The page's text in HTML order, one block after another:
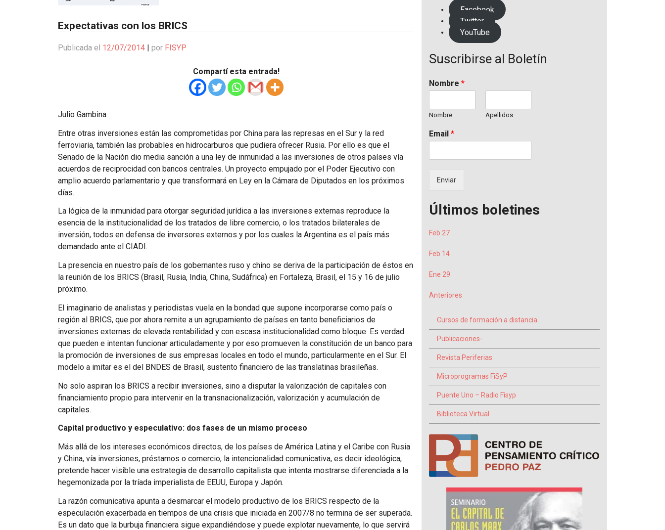
Expectativas con los BRICS
Publicada el 12/07/2014 | por FISYP
Compartí esta entrada!
Julio Gambina
Entre otras inversiones están las comprometidas por China para las represas en el Sur y la red
ferroviaria, también las probables en hidrocarburos que pudiera ofrecer Rusia. Por ello es que el
Senado de la Nación dio media sanción a una ley de inmunidad a las inversiones de otros países vía
acuerdos de reciprocidad con bancos centrales. Un proyecto empujado por el Poder Ejecutivo con
amplio acuerdo parlamentario y que transformará en Ley en la Cámara de Diputados en los próximos
días.
La lógica de la inmunidad para otorgar seguridad jurídica a las inversiones externas reproduce la
esencia de la institucionalidad de los tratados de libre comercio, o los tratados bilaterales de
inversión, todos en defensa de inversores externos y por los cuales la Argentina es el país más
demandado ante el CIADI .
La presencia en nuestro país de los gobernantes ruso y chino se deriva de la participación de éstos en
la reunión de los BRICS (Brasil, Rusia, India, China, Sudáfrica) en Fortaleza, Brasil, el 15 y 16 de julio
próximo.
El imaginario de analistas y periodistas vuela en la bondad que supone incorporarse como país o
región al BRICS, que por ahora remite a un agrupamiento de países en tanto beneficiarios de
inversiones externas de elevada rentabilidad y con escasa institucionalidad como bloque. Es verdad
que pueden e intentan funcionar articuladamente y por eso promueven la constitución de un banco para
la promoción de inversiones de sus empresas locales en todo el mundo, particularmente en el Sur. El
modelo a imitar es el del BNDES de Brasil, sustento financiero de las translatinas brasileñas.
No solo aspiran los BRICS a recibir inversiones, sino a disputar la valorización de capitales con
financiamiento propio para intervenir en la transnacionalización, valorización y acumulación de
capitales.
Capital productivo y especulativo: dos fases de un mismo proceso
Más allá de los intereses económicos directos, de los países de América Latina y el Caribe con Rusia
y China, vía inversiones, préstamos o comercio, la intencionalidad comunicativa, es decir ideológica,
pretende hacer visible una estrategia de desarrollo capitalista que intenta mostrarse diferenciada a la
hegemonizada por la tríada imperialista de EEUU, Europa y Japón.
La razón comunicativa apunta a desmarcar el modelo productivo de los BRICS respecto de la
especulación exacerbada en tiempos de una crisis que iniciada en 2007/8 no termina de ser superada.
Es un dato que la burbuja financiera sigue expandiéndose y puede explotar nuevamente, lo que servirá
Facebook
Twitter
YouTube
Suscribirse al Boletín
Nombre *
Nombre Apellidos
Email *
Enviar
Últimos boletines
Feb 27
Feb 14
Ene 29
Anteriores
Cursos de formación a distancia
Publicaciones-
Revista Periferias
Microprogramas FiSyP
Puente Uno – Radio Fisyp
Biblioteca Virtual